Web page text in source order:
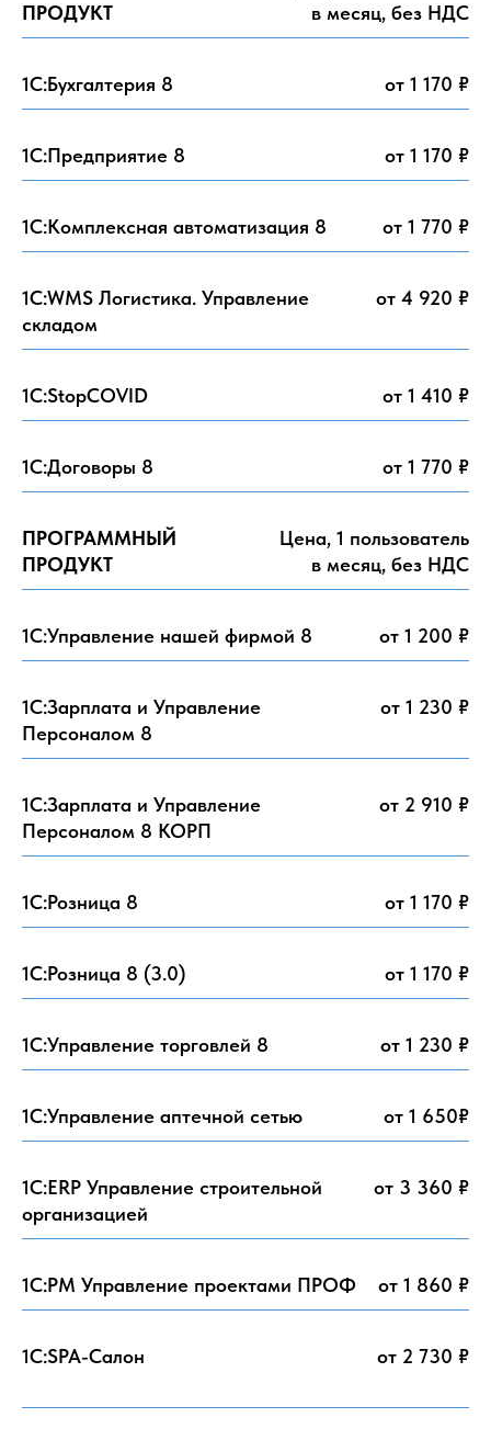
ПРОДУКТ
в месяц, без НДС
1C:Бухгалтерия 8 от 1 170 ₽
1C:Предприятие 8 от 1 170 ₽
1C:Комплексная автоматизация 8 от 1 770 ₽
1С:WMS Логистика. Управление
складом
от 4 920 ₽
1С:StopCOVID от 1 410 ₽
1С:Договоры 8 от 1 770 ₽
ПРОГРАММНЫЙ
ПРОДУКТ
Цена, 1 пользователь
в месяц, без НДС
1С:Управление нашей фирмой 8 от 1 200 ₽
1С:Зарплата и Управление
Персоналом 8
от 1 230 ₽
1С:Зарплата и Управление
Персоналом 8 КОРП
от 2 910 ₽
1С:Розница 8 от 1 170 ₽
1С:Розница 8 (3.0) от 1 170 ₽
1С:Управление торговлей 8 от 1 230 ₽
1C:Управление аптечной сетью от 1 650₽
1С:ERP Управление строительной
организацией
от 3 360 ₽
1С:PM Управление проектами ПРОФ от 1 860 ₽
1С:SPA-Салон от 2 730 ₽